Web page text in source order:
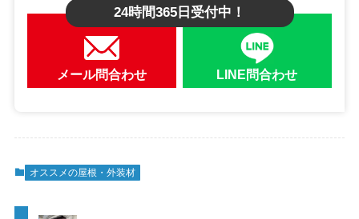
24時間365日受付中！
メール問合わせ LINE問合わせ
オススメの屋根・外装材